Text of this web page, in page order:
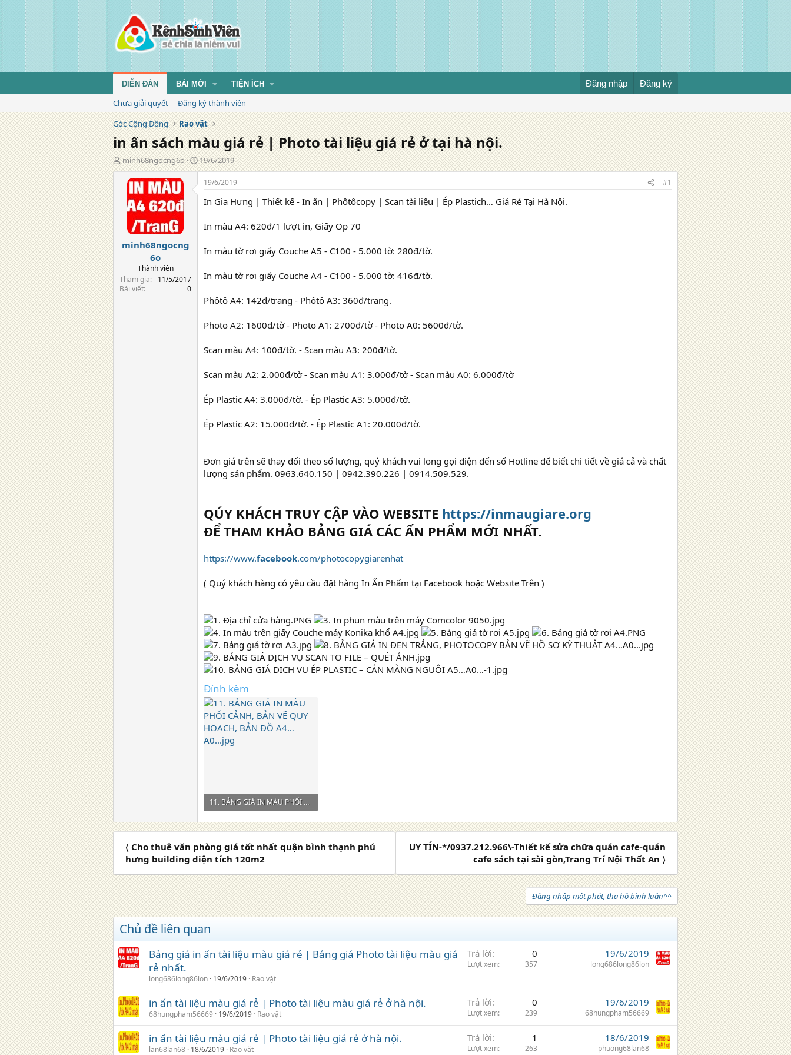
DIỄN ĐÀN BÀI MỚI TIỆN ÍCH Đăng nhập Đăng ký
Chưa giải quyết
Đăng ký thành viên
Góc Cộng Đồng
Rao vặt
in ấn sách màu giá rẻ | Photo tài liệu giá rẻ ở tại hà nội.
T
á
minh68ngocng6o
N
g
19/6/2019
minh68ngocng
6o
Thành viên
Tham gia
11/5/2017
Bài viết
0
19/6/2019 #1
In Gia Hưng | Thiết kế - In ấn | Phôtôcopy | Scan tài liệu | Ép Plastich… Giá Rẻ Tại Hà Nội.
In màu A4: 620đ/1 lượt in, Giấy Op 70
In màu tờ rơi giấy Couche A5 - C100 - 5.000 tờ: 280đ/tờ.
In màu tờ rơi giấy Couche A4 - C100 - 5.000 tờ: 416đ/tờ.
Phôtô A4: 142đ/trang - Phôtô A3: 360đ/trang.
Photo A2: 1600đ/tờ - Photo A1: 2700đ/tờ - Photo A0: 5600đ/tờ.
Scan màu A4: 100đ/tờ. - Scan màu A3: 200đ/tờ.
Scan màu A2: 2.000đ/tờ - Scan màu A1: 3.000đ/tờ - Scan màu A0: 6.000đ/tờ
Ép Plastic A4: 3.000đ/tờ. - Ép Plastic A3: 5.000đ/tờ.
Ép Plastic A2: 15.000đ/tờ. - Ép Plastic A1: 20.000đ/tờ.
Đơn giá trên sẽ thay đổi theo số lượng, quý khách vui long gọi điện đến số Hotline để biết chi tiết về giá cả và chất
lượng sản phẩm. 0963.640.150 | 0942.390.226 | 0914.509.529.
QÚY KHÁCH TRUY CẬP VÀO WEBSITE https://inmaugiare.org
ĐỂ THAM KHẢO BẢNG GIÁ CÁC ẤN PHẨM MỚI NHẤT.
https://www.facebook.com/photocopygiarenhat
( Quý khách hàng có yêu cầu đặt hàng In Ấn Phẩm tại Facebook hoặc Website Trên )
Đính kèm
11. BẢNG GIÁ IN MÀU PHỐI CẢNH, BẢN VẼ QUY HOẠCH, BẢN ĐỒ A4…A0...jpg
545,9 KB · Lượt xem: 10
〈 Cho thuê văn phòng giá tốt nhất quận bình thạnh phú
hưng building diện tích 120m2
UY TÍN-*/0937.212.966\-Thiết kế sửa chữa quán cafe-quán
cafe sách tại sài gòn,Trang Trí Nội Thất An 〉
Đăng nhập một phát, tha hồ bình luận^^
Chủ đề liên quan
Bảng giá in ấn tài liệu màu giá rẻ | Bảng giá Photo tài liệu màu giá
rẻ nhất.
long686long86lon 19/6/2019 Rao vặt
Trả lời 0
Lượt xem 357
19/6/2019
long686long86lon
in ấn tài liệu màu giá rẻ | Photo tài liệu màu giá rẻ ở hà nội.
68hungpham56669 19/6/2019 Rao vặt
Trả lời 0
Lượt xem 239
19/6/2019
68hungpham56669
in ấn tài liệu màu giá rẻ | Photo tài liệu giá rẻ ở hà nội.
lan68lan68 18/6/2019 Rao vặt
Trả lời 1
Lượt xem 263
18/6/2019
phuong68lan68